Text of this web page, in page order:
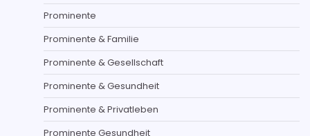
Prominente
Prominente & Familie
Prominente & Gesellschaft
Prominente & Gesundheit
Prominente & Privatleben
Prominente Gesundheit